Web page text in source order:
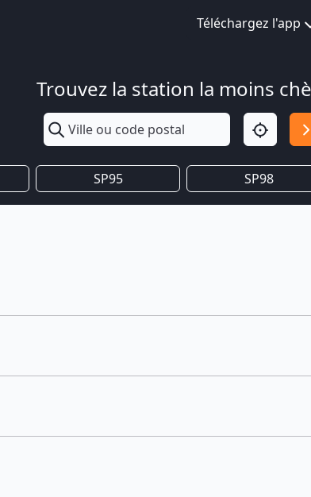
Téléchargez l'app
Trouvez la station la moins
SP95 SP98